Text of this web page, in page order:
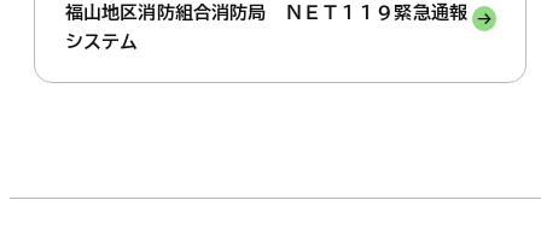
福山地区消防組合消防局 ＮＥＴ１１９緊急通報
システム